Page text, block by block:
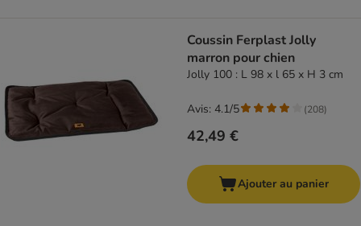
Coussin Ferplast Jolly
marron pour chien
Jolly 100 : L 98 x l 65 x H 3 cm
42,49 €
Avis: 4.1/5 (208)
Ajouter au panier